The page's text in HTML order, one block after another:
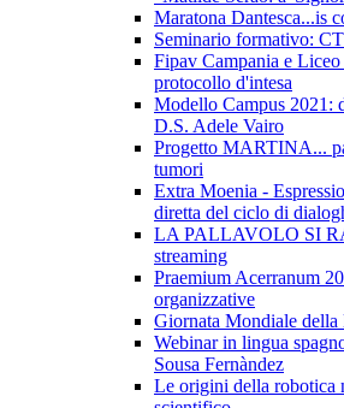
Maratona Dantesca...is
Seminario formativo:
Fipav Campania e
protocollo d'intesa
Modello Campus 2021:
D.S. Adele Vairo
Progetto MARTINA...
tumori
Extra Moenia -
diretta del ciclo di
LA PALLAVOLO SI
streaming
Praemium Acerranum
organizzative
Giornata Mondiale
Webinar in lingua
Sousa Fernàndez
Le origini della robotica